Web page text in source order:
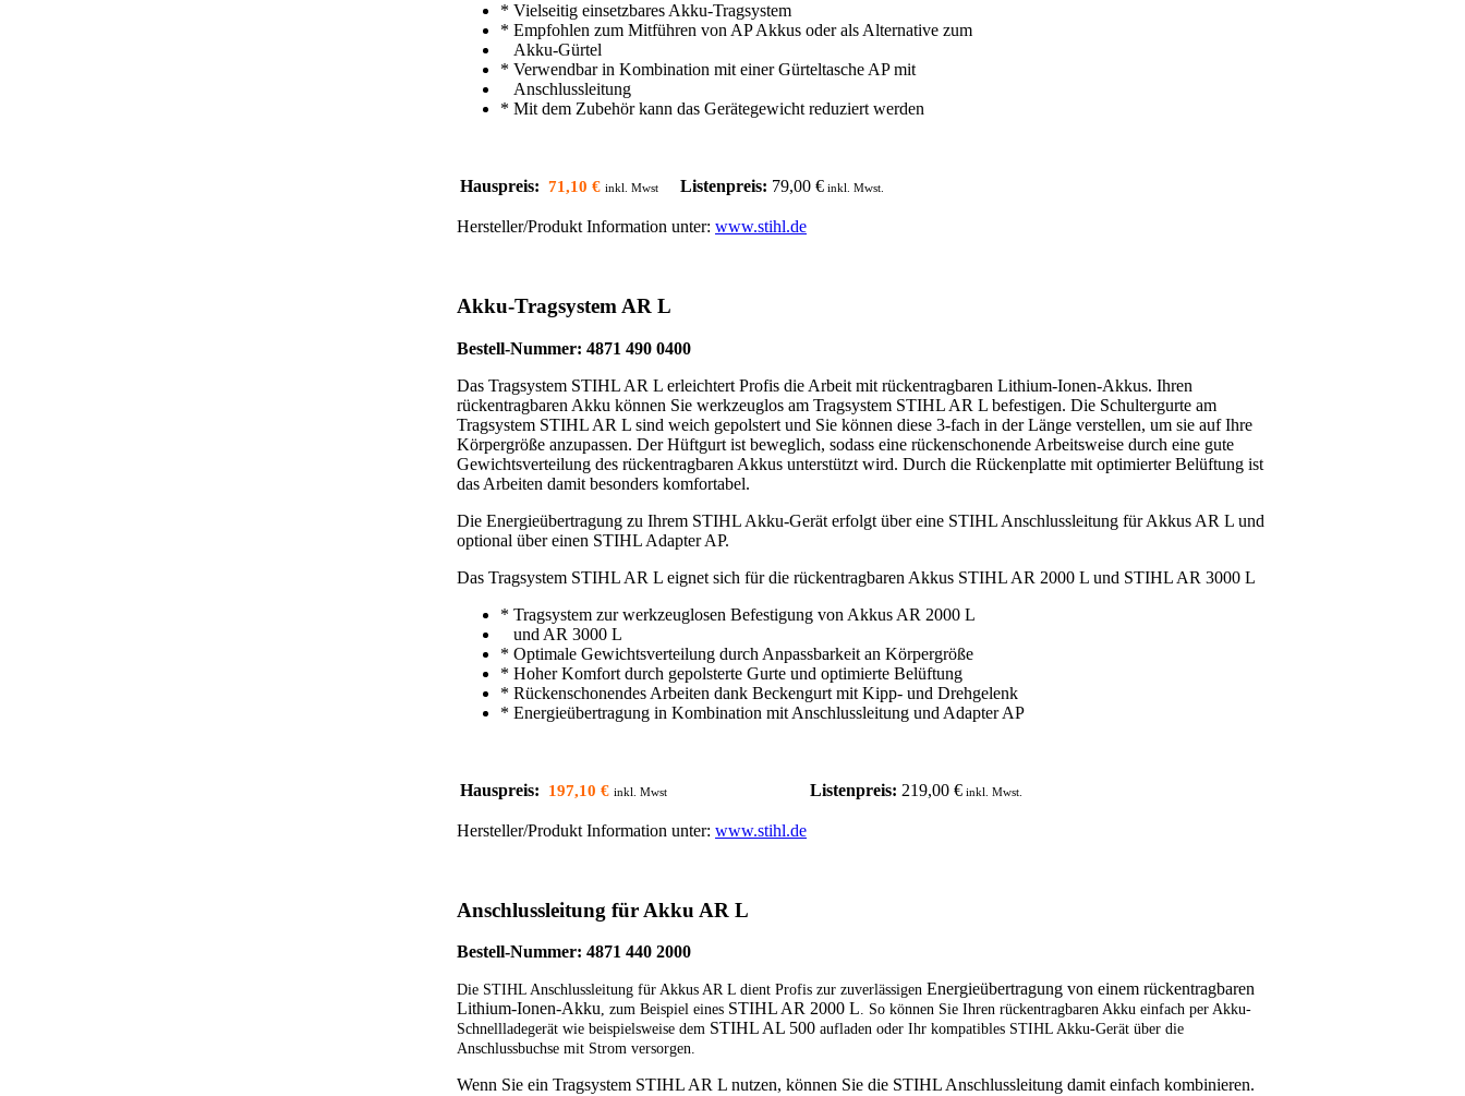
* Vielseitig einsetzbares Akku-Tragsystem
* Empfohlen zum Mitführen von AP Akkus oder als Alternative zum
Akku-Gürtel
* Verwendbar in Kombination mit einer Gürteltasche AP mit
Anschlussleitung
* Mit dem Zubehör kann das Gerätegewicht reduziert werden
Hauspreis: 71,10 € inkl. Mwst Listenpreis: 79,00 € inkl. Mwst.
Hersteller/Produkt Information unter: www.stihl.de
Akku-Tragsystem AR L
Bestell-Nummer: 4871 490 0400
Das Tragsystem STIHL AR L erleichtert Profis die Arbeit mit rückentragbaren Lithium-Ionen-Akkus. Ihren
rückentragbaren Akku können Sie werkzeuglos am Tragsystem STIHL AR L befestigen. Die Schultergurte am
Tragsystem STIHL AR L sind weich gepolstert und Sie können diese 3-fach in der Länge verstellen, um sie auf Ihre
Körpergröße anzupassen. Der Hüftgurt ist beweglich, sodass eine rückenschonende Arbeitsweise durch eine gute
Gewichtsverteilung des rückentragbaren Akkus unterstützt wird. Durch die Rückenplatte mit optimierter Belüftung ist
das Arbeiten damit besonders komfortabel.
Die Energieübertragung zu Ihrem STIHL Akku-Gerät erfolgt über eine STIHL Anschlussleitung für Akkus AR L und
optional über einen STIHL Adapter AP.
Das Tragsystem STIHL AR L eignet sich für die rückentragbaren Akkus STIHL AR 2000 L und STIHL AR 3000 L
* Tragsystem zur werkzeuglosen Befestigung von Akkus AR 2000 L
und AR 3000 L
* Optimale Gewichtsverteilung durch Anpassbarkeit an Körpergröße
* Hoher Komfort durch gepolsterte Gurte und optimierte Belüftung
* Rückenschonendes Arbeiten dank Beckengurt mit Kipp- und Drehgelenk
* Energieübertragung in Kombination mit Anschlussleitung und Adapter AP
Hauspreis: 197,10 € inkl. Mwst Listenpreis: 219,00 € inkl. Mwst.
Hersteller/Produkt Information unter: www.stihl.de
Anschlussleitung für Akku AR L
Bestell-Nummer: 4871 440 2000
Die STIHL Anschlussleitung für Akkus AR L dient Profis zur zuverlässigen Energieübertragung von einem rückentragbaren
Lithium-Ionen-Akku, zum Beispiel eines STIHL AR 2000 L. So können Sie Ihren rückentragbaren Akku einfach per Akku-
Schnellladegerät wie beispielsweise dem STIHL AL 500 aufladen oder Ihr kompatibles STIHL Akku-Gerät über die
Anschlussbuchse mit Strom versorgen.
Wenn Sie ein Tragsystem STIHL AR L nutzen, können Sie die STIHL Anschlussleitung damit einfach kombinieren.